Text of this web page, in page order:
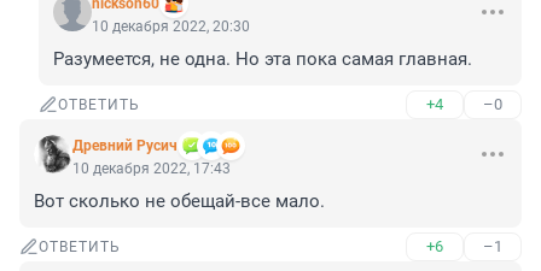
nickson60
10 декабря 2022, 20:30
Разумеется, не одна. Но эта пока самая главная.
ОТВЕТИТЬ +4 –0
Древний Русич
10 декабря 2022, 17:43
Вот сколько не обещай-все мало.
ОТВЕТИТЬ +6 –1